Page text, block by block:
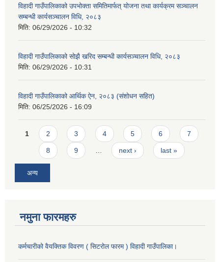
विहादी गाउँपालिकाको उपभोक्ता समितिमार्फत् योजना तथा कार्यक्रम सञ्चालन
सम्बन्धी कार्यसञ्चालन विधि, २०८३
मिति: 06/29/2026 - 10:32
विहादी गाउँपालिकाको सोझै खरिद सम्बन्धी कार्यसञ्चालन विधि, २०८३
मिति: 06/29/2026 - 10:31
विहादी गाउँपालिकाको आर्थिक ऐन, २०८३ (संशोधन सहित)
मिति: 06/25/2026 - 16:09
Pages
1 2 3 4 5 6 7
8 9 next › last »
अन्य
नमुना फारमहरु
कर्मचारीको वैयक्तिक विवरण ( सिटरोल फारम ) विहादी गाउँपालिका।